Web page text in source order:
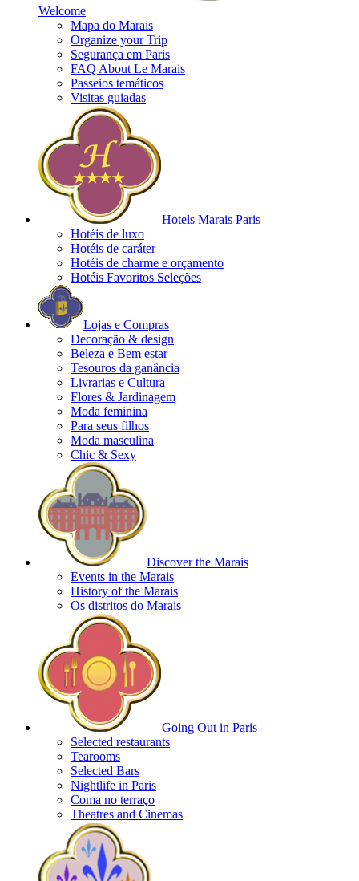
Welcome
Mapa do Marais
Organize your Trip
Segurança em Paris
FAQ About Le Marais
Passeios temáticos
Visitas guiadas
Hotels Marais Paris
Hotéis de luxo
Hotéis de caráter
Hotéis de charme e orçamento
Hotéis Favoritos Seleções
Lojas e Compras
Decoração & design
Beleza e Bem estar
Tesouros da ganância
Livrarias e Cultura
Flores & Jardinagem
Moda feminina
Para seus filhos
Moda masculina
Chic & Sexy
Discover the Marais
Events in the Marais
History of the Marais
Os distritos do Marais
Going Out in Paris
Selected restaurants
Tearooms
Selected Bars
Nightlife in Paris
Coma no terraço
Theatres and Cinemas